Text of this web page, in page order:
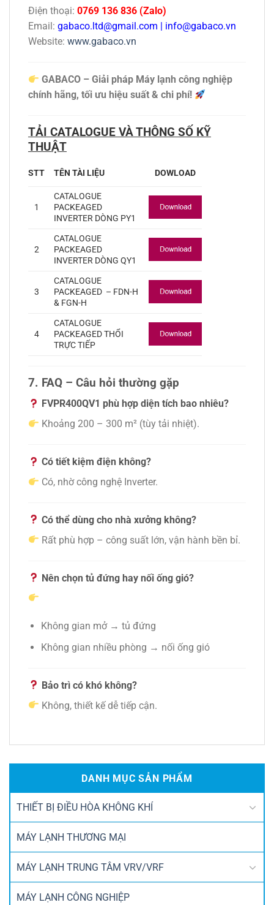
Điện thoại: 0769 136 836 (Zalo)
Email: gabaco.ltd@gmail.com
info@gabaco.vn
Website: www.gabaco.vn
GABACO – Giải pháp Máy lạnh công nghiệp
chính hãng, tối ưu hiệu suất & chi phí!
TẢI CATALOGUE VÀ THÔNG SỐ KỸ
THUẬT
STT TÊN TÀI LIỆU DOWLOAD
1
CATALOGUE
PACKEAGED
INVERTER DÒNG PY1
2
CATALOGUE
PACKEAGED
INVERTER DÒNG QY1
3
CATALOGUE
PACKEAGED – FDN-H
& FGN-H
4
CATALOGUE
PACKEAGED THỔI
TRỰC TIẾP
7. FAQ – Câu hỏi thường gặp
FVPR400QV1 phù hợp diện tích bao nhiêu?
Khoảng 200 – 300 m² (tùy tải nhiệt).
Có tiết kiệm điện không?
Có, nhờ công nghệ Inverter.
Có thể dùng cho nhà xưởng không?
Rất phù hợp – công suất lớn, vận hành bền bỉ.
Nên chọn tủ đứng hay nối ống gió?
Không gian mở → tủ đứng
Không gian nhiều phòng → nối ống gió
Bảo trì có khó không?
Không, thiết kế dễ tiếp cận.
DANH MỤC SẢN PHẨM
THIẾT BỊ ĐIỀU HÒA KHÔNG KHÍ
MÁY LẠNH THƯƠNG MẠI
MÁY LẠNH TRUNG TÂM VRV/VRF
MÁY LẠNH CÔNG NGHIỆP